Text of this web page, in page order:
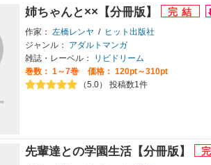
姉ちゃんと××【分冊版】
作家： 左橋レンヤ /
ヒット出版社
ジャンル：
アダルトマンガ
雑誌・レーベル：
リビドリーム
巻数： 1～7巻
価格： 120pt～310pt
（5.0） 投稿数1件
先輩達との学園生活【分冊版】